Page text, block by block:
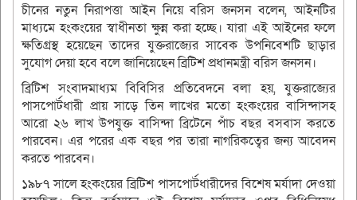
চীনের নতুন নিরাপত্তা আইন নিয়ে বরিস জনসন বলেন, আইনটির
মাধ্যমে হংকংয়ের স্বাধীনতা ক্ষুন্ন করা হচ্ছে। যারা এই আইনের ফলে
ক্ষতিগ্রস্থ হয়েছেন তাদের যুক্তরাজ্যের সাবেক উপনিবেশটি ছাড়ার
সুযোগ দেয়া হবে বলে জানিয়েছেন ব্রিটিশ প্রধানমন্ত্রী বরিস জনসন।
ব্রিটিশ সংবাদমাধ্যম বিবিসির প্রতিবেদনে বলা হয়, যুক্তরাজ্যের
পাসপোর্টধারী প্রায় সাড়ে তিন লাখের মতো হংকংয়ের বাসিন্দাসহ
আরো ২৬ লাখ উপযুক্ত বাসিন্দা ব্রিটেনে পাঁচ বছর বসবাস করতে
পারবেন। এর পরের এক বছর পর তারা নাগরিকত্বের জন্য আবেদন
করতে পারবেন।
১৯৮৭ সালে হংকংয়ের ব্রিটিশ পাসপোর্টধারীদের বিশেষ মর্যাদা দেওয়া